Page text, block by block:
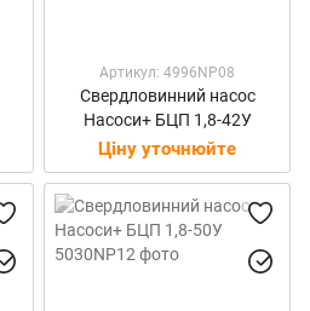
Артикул: 4996NP08
Свердловинний насос
Насоси+ БЦП 1,8-42У
Ціну уточнюйте